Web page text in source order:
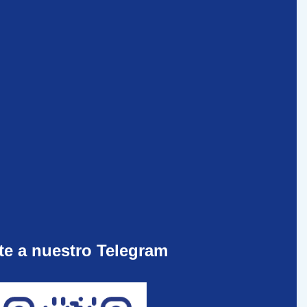
a nuestro Telegram